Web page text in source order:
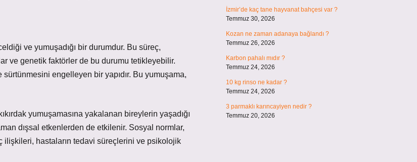
ve yumuşadığı bir durumdur. Bu süreç,
ve genetik faktörler de bu durumu tetikleyebilir.
engelleyen bir yapıdır. Bu yumuşama,
yumuşamasına yakalanan bireylerin yaşadığı
dışsal etkenlerden de etkilenir. Sosyal normlar,
ilişkileri, hastaların tedavi süreçlerini ve psikolojik
İzmir’de kaç tane hayvanat bahçesi var ?
Temmuz 30, 2026
Kozan ne zaman adanaya bağlandı ?
Temmuz 26, 2026
Karbon pahalı mıdır ?
Temmuz 24, 2026
10 kg rinso ne kadar ?
Temmuz 24, 2026
3 parmaklı karıncayiyen nedir ?
Temmuz 20, 2026